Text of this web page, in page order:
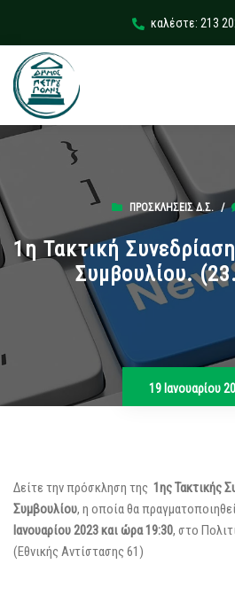
καλέστε: 213
ΠΡΟΣΚΛΉΣΕΙΣ Δ.Σ. /
1η Τακτική
Συμβουλίου.
19 Ιανουαρίου
Δείτε την πρόσκληση της 1ης Τακτικής
Συμβουλίου, η οποία θα
Ιανουαρίου 2023 και ώρα 19:30, στο
(Εθνικής Αντίστασης 61)